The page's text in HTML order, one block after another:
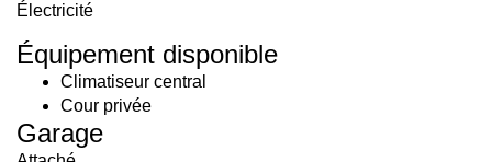
Électricité
Équipement disponible
Climatiseur central
Cour privée
Garage